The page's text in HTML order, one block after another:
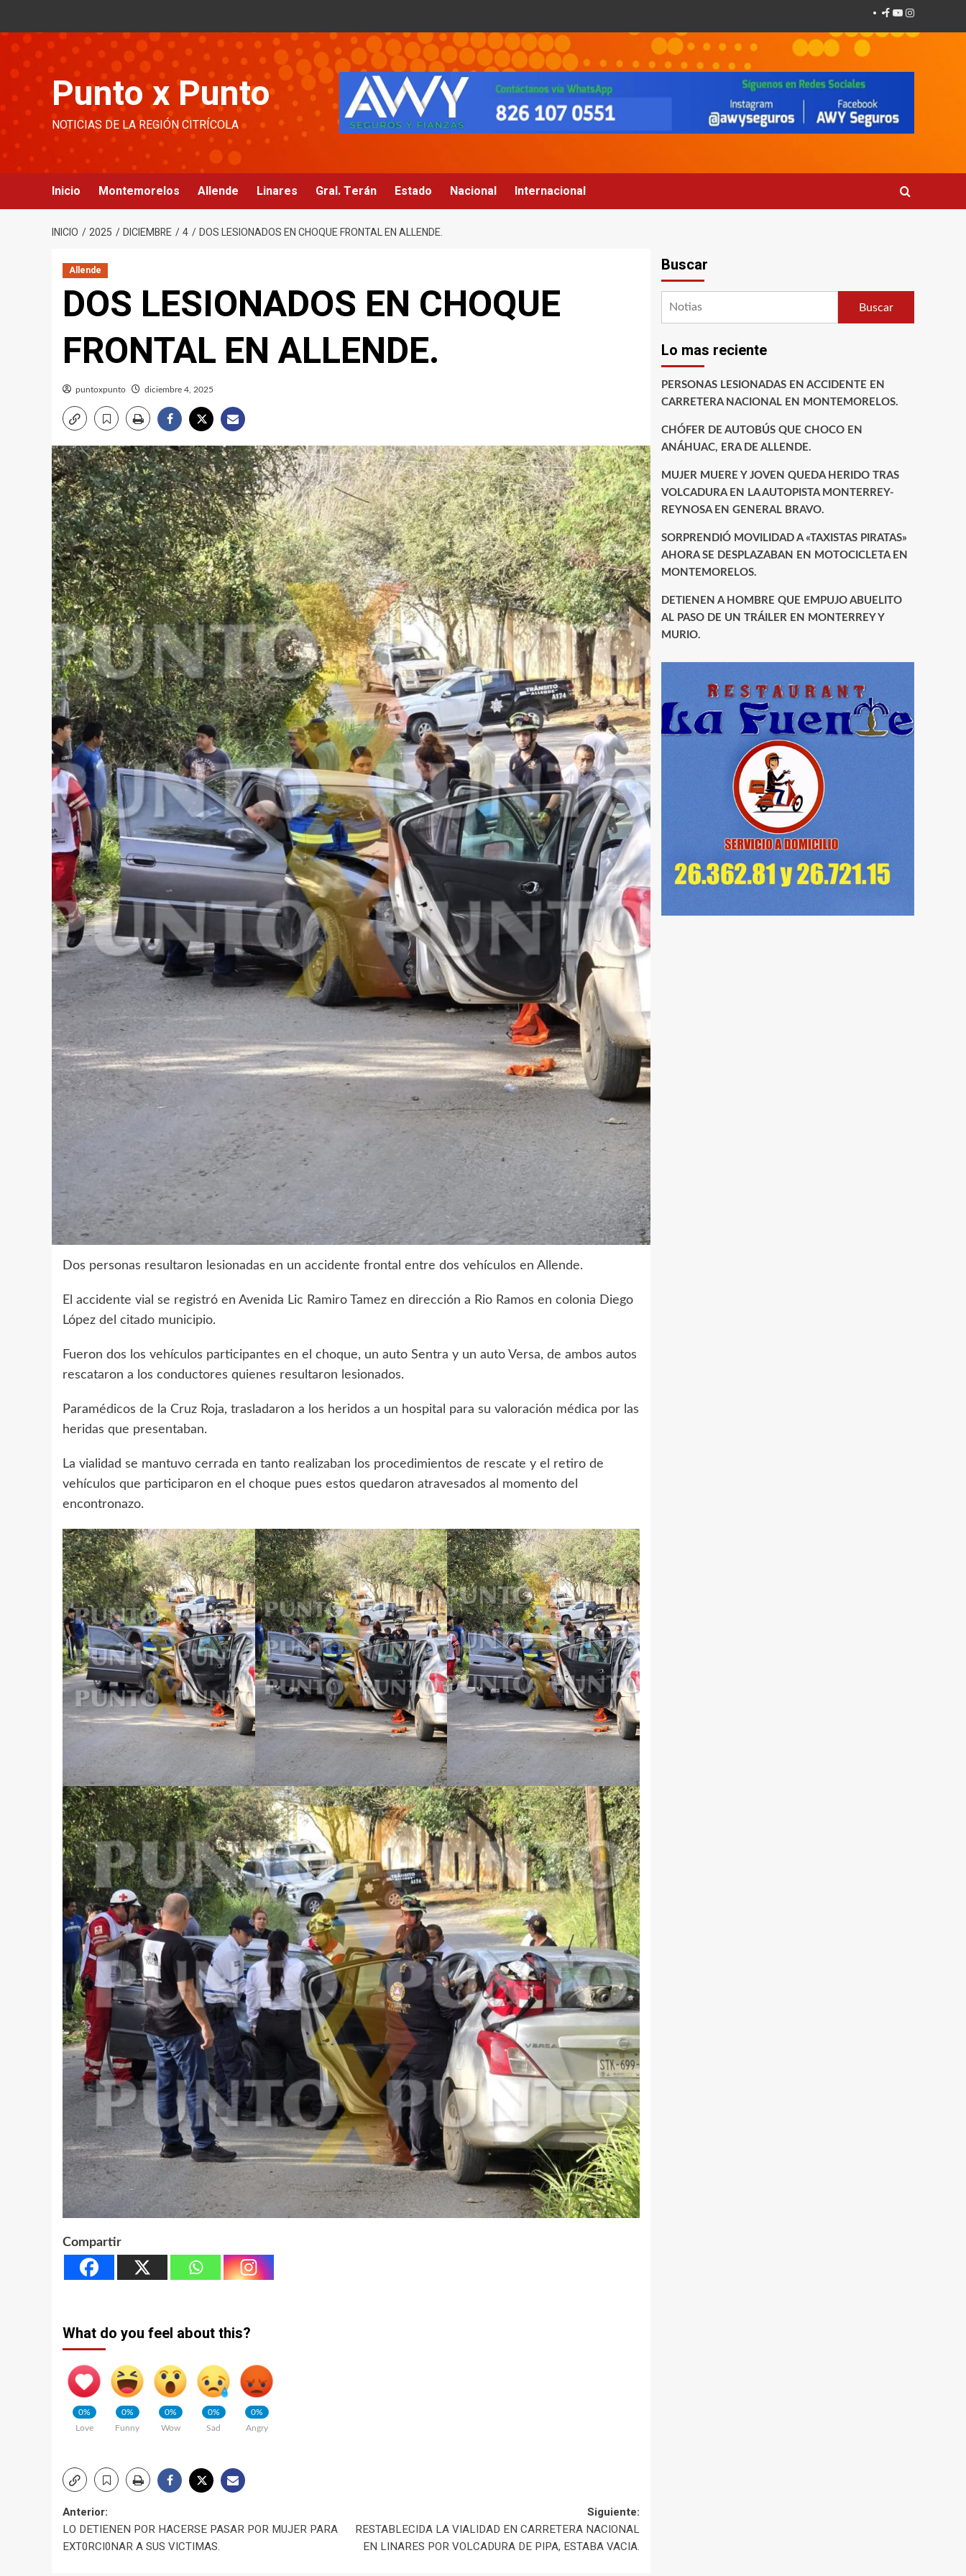
contenido
Facebook
Youtube
Instagram
Punto x Punto
NOTICIAS DE LA REGIÓN CITRÍCOLA
Inicio Montemorelos Allende Linares Gral. Terán Estado Nacional Internacional
INICIO 2025 DICIEMBRE 4 DOS LESIONADOS EN CHOQUE FRONTAL EN ALLENDE.
Allende
DOS LESIONADOS EN CHOQUE
FRONTAL EN ALLENDE.
puntoxpunto diciembre 4, 2025
Dos personas resultaron lesionadas en un accidente frontal entre dos vehículos en Allende.
El accidente vial se registró en Avenida Lic Ramiro Tamez en dirección a Rio Ramos en colonia Diego
López del citado municipio.
Fueron dos los vehículos participantes en el choque, un auto Sentra y un auto Versa, de ambos autos
rescataron a los conductores quienes resultaron lesionados.
Paramédicos de la Cruz Roja, trasladaron a los heridos a un hospital para su valoración médica por las
heridas que presentaban.
La vialidad se mantuvo cerrada en tanto realizaban los procedimientos de rescate y el retiro de
vehículos que participaron en el choque pues estos quedaron atravesados al momento del
encontronazo.
Compartir
What do you feel about this?
0%
Love
0%
Funny
0%
Wow
0%
Sad
0%
Angry
Navegación
de
Anterior:
LO DETIENEN POR HACERSE PASAR POR MUJER PARA
EXT0RCI0NAR A SUS VICTIMAS.
Siguiente:
RESTABLECIDA LA VIALIDAD EN CARRETERA NACIONAL
EN LINARES POR VOLCADURA DE PIPA, ESTABA VACIA.
Buscar
Buscar
Lo mas reciente
PERSONAS LESIONADAS EN ACCIDENTE EN
CARRETERA NACIONAL EN MONTEMORELOS.
CHÓFER DE AUTOBÚS QUE CHOCO EN
ANÁHUAC, ERA DE ALLENDE.
MUJER MUERE Y JOVEN QUEDA HERIDO TRAS
VOLCADURA EN LA AUTOPISTA MONTERREY-
REYNOSA EN GENERAL BRAVO.
SORPRENDIÓ MOVILIDAD A «TAXISTAS PIRATAS»
AHORA SE DESPLAZABAN EN MOTOCICLETA EN
MONTEMORELOS.
DETIENEN A HOMBRE QUE EMPUJO ABUELITO
AL PASO DE UN TRÁILER EN MONTERREY Y
MURIO.